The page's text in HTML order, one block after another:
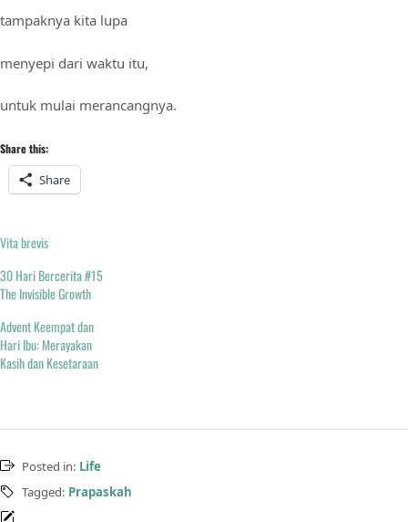
tampaknya kita lupa
menyepi dari waktu itu,
untuk mulai merancangnya.
Share this:
Share
Vita brevis
30 Hari Bercerita #15
The Invisible Growth
Advent Keempat dan
Hari Ibu: Merayakan
Kasih dan Kesetaraan
Posted in: Life
Tagged: Prapaskah